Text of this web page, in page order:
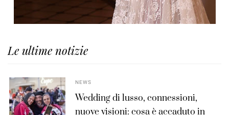
Le ultime notizie
NEWS
Wedding di lusso, connessioni,
nuove visioni: cosa è accaduto in